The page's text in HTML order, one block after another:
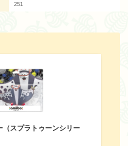
251
スプラトゥーンシリー